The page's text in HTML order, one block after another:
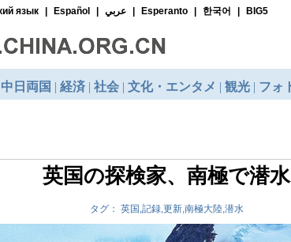
英国の探検家、南極で潜水
タグ： 英国,記録,更新,南極大陸,潜水